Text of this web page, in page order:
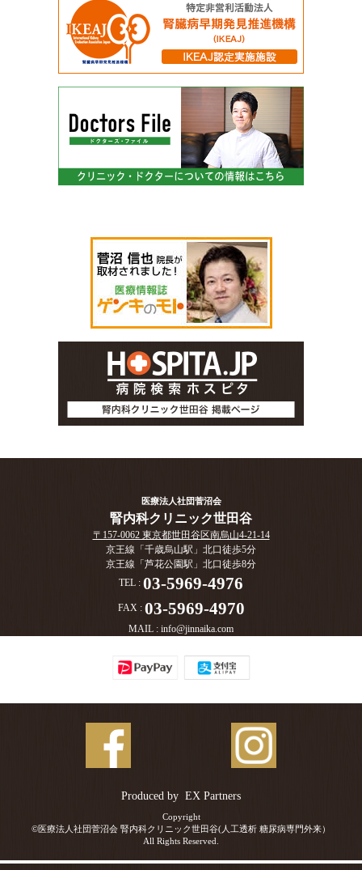
医療法人社団菅沼会
腎内科クリニック世田谷
〒157-0062 東京都世田谷区南烏山4-21-14
京王線「千歳烏山駅」北口徒歩5分
京王線「芦花公園駅」北口徒歩8分
TEL : 03-5969-4976
FAX : 03-5969-4970
MAIL : info@jinnaika.com
Produced by EX Partners
Copyright
©医療法人社団菅沼会 腎内科クリニック世田谷(人工透析 糖尿病専門外来）
All Rights Reserved.